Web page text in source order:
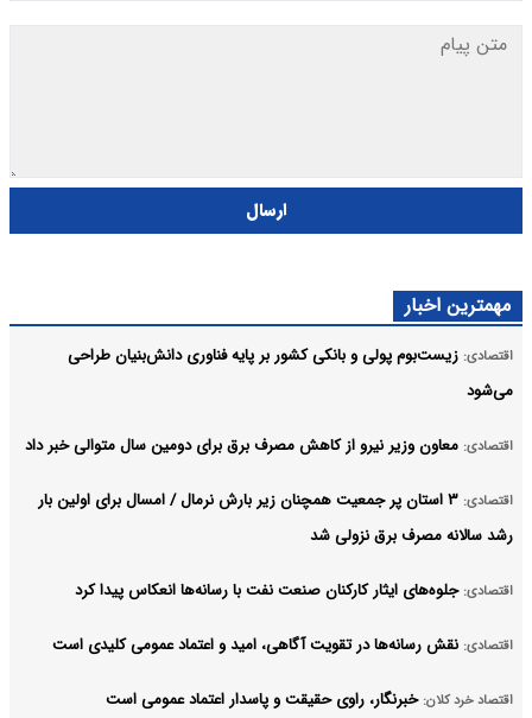
ارسال
مهمترین اخبار
اقتصادی: زیست‌بوم پولی و بانکی کشور بر پایه فناوری دانش‌بنیان طراحی
می‌شود
اقتصادی: معاون وزیر نیرو از کاهش مصرف برق برای دومین سال متوالی خبر داد
اقتصادی:
۳ استان پر جمعیت همچنان زیر بارش نرمال / امسال برای اولین بار
رشد سالانه مصرف برق نزولی شد
اقتصادی: جلوه‌های ایثار کارکنان صنعت نفت با رسانه‌ها انعکاس پیدا کرد
اقتصادی: نقش رسانه‌ها در تقویت آگاهی، امید و اعتماد عمومی کلیدی است
اقتصاد خرد کلان: خبرنگار، راوی حقیقت و پاسدار اعتماد عمومی است